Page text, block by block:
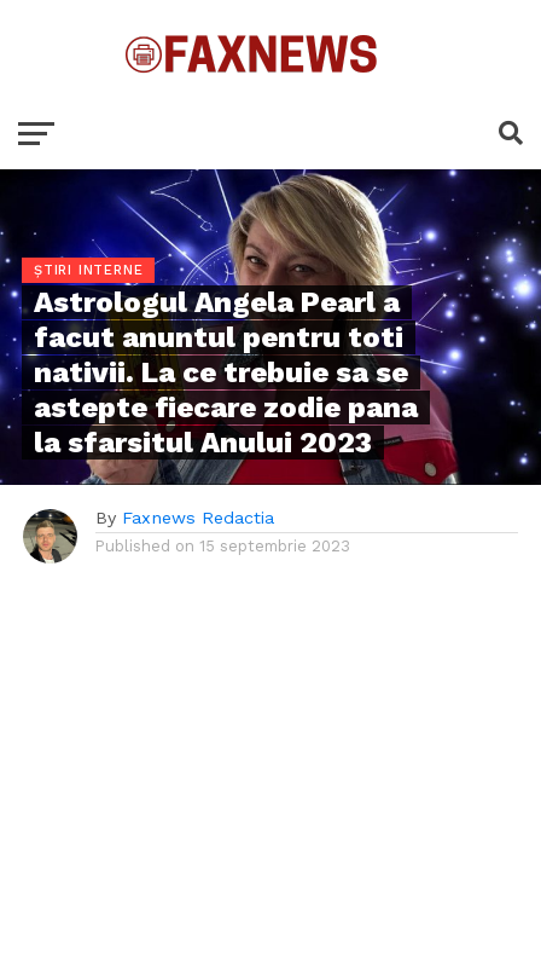
ȘTIRI INTERNE
Astrologul Angela Pearl a
facut anuntul pentru toti
nativii. La ce trebuie sa se
astepte fiecare zodie pana
la sfarsitul Anului 2023
By Faxnews Redactia
Published on 15 septembrie 2023